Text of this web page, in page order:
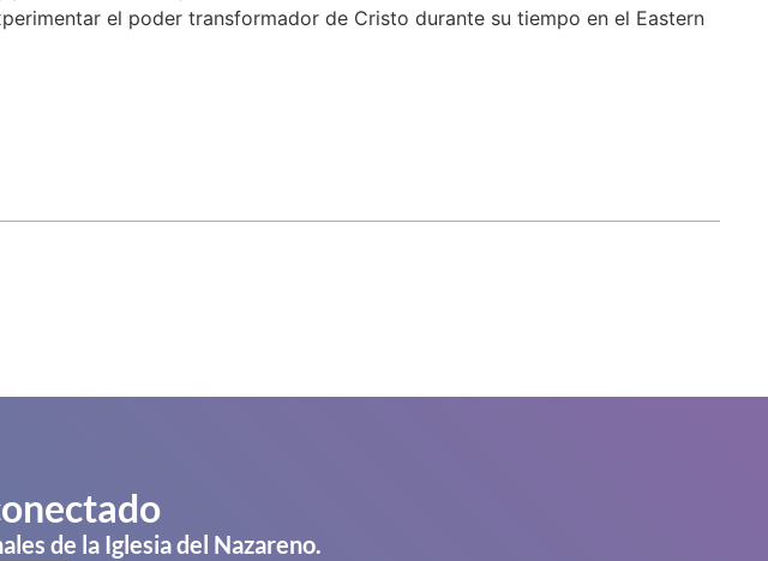
el poder transformador de Cristo durante su tiempo en el Eastern
de la Iglesia del Nazareno.